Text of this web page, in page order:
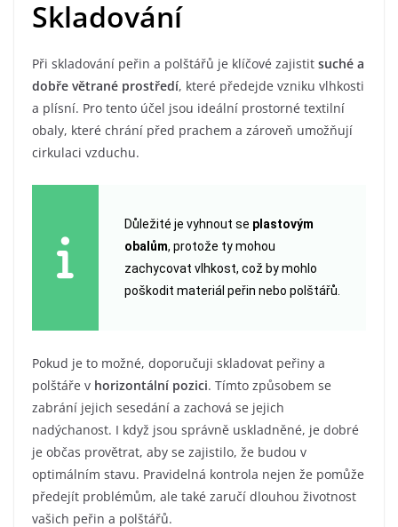
Skladování
Při skladování peřin a polštářů je klíčové zajistit suché a
dobře větrané prostředí, které předejde vzniku vlhkosti
a plísní. Pro tento účel jsou ideální prostorné textilní
obaly, které chrání před prachem a zároveň umožňují
cirkulaci vzduchu.
Důležité je vyhnout se plastovým
obalům, protože ty mohou
zachycovat vlhkost, což by mohlo
poškodit materiál peřin nebo polštářů.
Pokud je to možné, doporučuji skladovat peřiny a
polštáře v horizontální pozici. Tímto způsobem se
zabrání jejich sesedání a zachová se jejich
nadýchanost. I když jsou správně uskladněné, je dobré
je občas provětrat, aby se zajistilo, že budou v
optimálním stavu. Pravidelná kontrola nejen že pomůže
předejít problémům, ale také zaručí dlouhou životnost
vašich peřin a polštářů.